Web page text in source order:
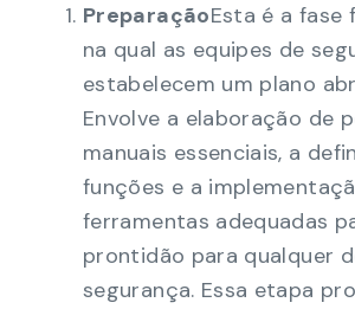
PreparaçãoEsta é a fase
na qual as equipes de
estabelecem um plano
Envolve a elaboração de
manuais essenciais, a
funções e a
ferramentas adequadas
prontidão para qualquer
segurança. Essa etapa